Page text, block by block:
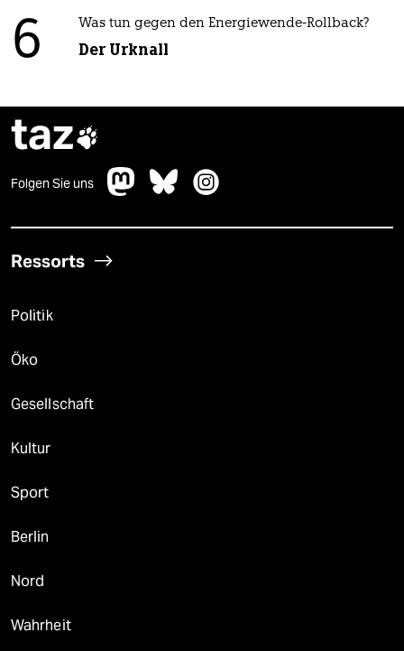
6 Was tun gegen den Energiewende-Rollback?
Der Urknall
taz
Folgen Sie uns
Ressorts
Politik
Öko
Gesellschaft
Kultur
Sport
Berlin
Nord
Wahrheit